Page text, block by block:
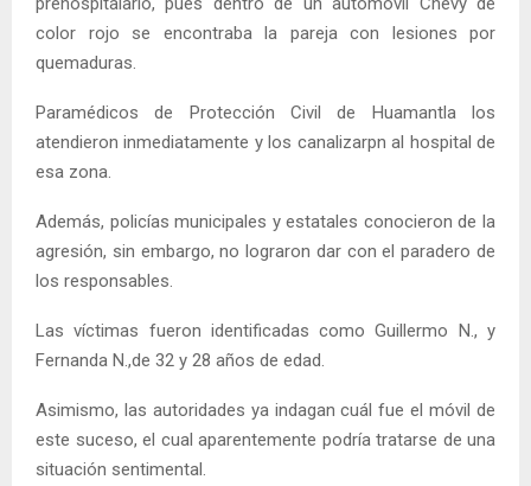
color rojo se encontraba la pareja con lesiones por
quemaduras.
Paramédicos de Protección Civil de Huamantla los
atendieron inmediatamente y los canalizarpn al hospital de
esa zona.
Además, policías municipales y estatales conocieron de la
agresión, sin embargo, no lograron dar con el paradero de
los responsables.
Las víctimas fueron identificadas como Guillermo N., y
Fernanda N.,de 32 y 28 años de edad.
Asimismo, las autoridades ya indagan cuál fue el móvil de
este suceso, el cual aparentemente podría tratarse de una
situación sentimental.